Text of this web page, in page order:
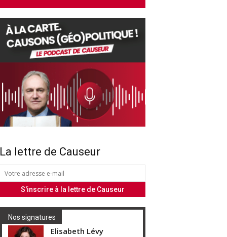
lettre de Causeur
Nos signatures
Elisabeth Lévy